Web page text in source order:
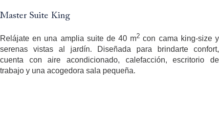
Master Suite King
Relájate en una amplia suite de 40 m2 con cama king-size y
serenas vistas al jardín. Diseñada para brindarte confort,
cuenta con aire acondicionado, calefacción, escritorio de
trabajo y una acogedora sala pequeña.